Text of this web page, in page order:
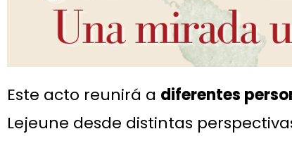
Este acto reunirá a diferentes
Lejeune desde distintas